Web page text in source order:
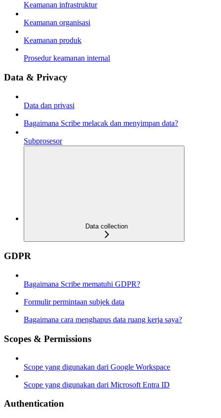
Keamanan infrastruktur
Keamanan organisasi
Keamanan produk
Prosedur keamanan internal
Data & Privacy
Data dan privasi
Bagaimana Scribe melacak dan menyimpan data?
Subprosesor
Data collection
GDPR
Bagaimana Scribe mematuhi GDPR?
Formulir permintaan subjek data
Bagaimana cara menghapus data ruang kerja saya?
Scopes & Permissions
Scope yang digunakan dari Google Workspace
Scope yang digunakan dari Microsoft Entra ID
Authentication